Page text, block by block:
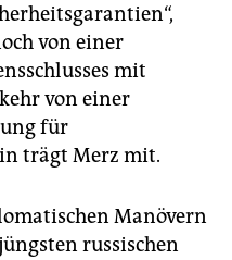
von einer
mit
von einer
für
trägt Merz mit.
Manövern
russischen